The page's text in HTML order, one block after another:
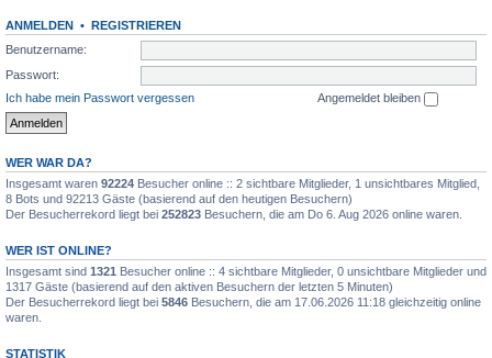
ANMELDEN • REGISTRIEREN
Benutzername:
Passwort:
Ich habe mein Passwort vergessen
Angemeldet bleiben
WER WAR DA?
Insgesamt waren 92224 Besucher online :: 2 sichtbare Mitglieder, 1 unsichtbares Mitglied,
8 Bots und 92213 Gäste (basierend auf den heutigen Besuchern)
Der Besucherrekord liegt bei 252823 Besuchern, die am Do 6. Aug 2026 online waren.
WER IST ONLINE?
Insgesamt sind 1321 Besucher online :: 4 sichtbare Mitglieder, 0 unsichtbare Mitglieder und
1317 Gäste (basierend auf den aktiven Besuchern der letzten 5 Minuten)
Der Besucherrekord liegt bei 5846 Besuchern, die am 17.06.2026 11:18 gleichzeitig online
waren.
STATISTIK